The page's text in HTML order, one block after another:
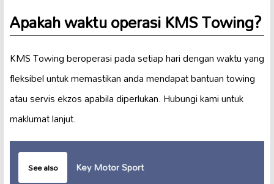
Apakah waktu operasi KMS Towing?
KMS Towing beroperasi pada setiap hari dengan waktu yang
fleksibel untuk memastikan anda mendapat bantuan towing
atau servis ekzos apabila diperlukan. Hubungi kami untuk
maklumat lanjut.
See also Key Motor Sport